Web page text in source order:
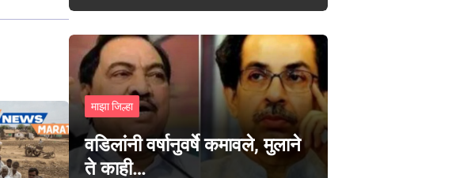
माझा जिल्हा
वडिलांनी वर्षानुवर्षे कमावले, मुलाने
ते काही…